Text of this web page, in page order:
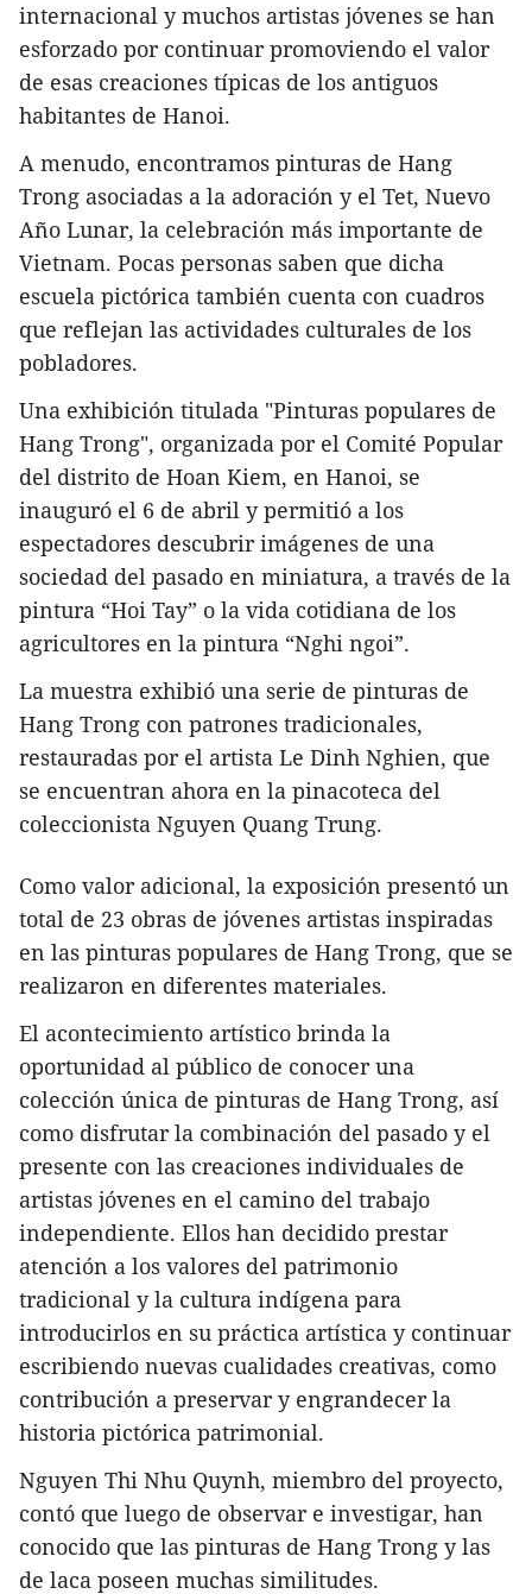
internacional y muchos artistas jóvenes se han
esforzado por continuar promoviendo el valor
de esas creaciones típicas de los antiguos
habitantes de Hanoi.
A menudo, encontramos pinturas de Hang
Trong asociadas a la adoración y el Tet, Nuevo
Año Lunar, la celebración más importante de
Vietnam. Pocas personas saben que dicha
escuela pictórica también cuenta con cuadros
que reflejan las actividades culturales de los
pobladores.
Una exhibición titulada "Pinturas populares de
Hang Trong", organizada por el Comité Popular
del distrito de Hoan Kiem, en Hanoi, se
inauguró el 6 de abril y permitió a los
espectadores descubrir imágenes de una
sociedad del pasado en miniatura, a través de la
pintura “Hoi Tay” o la vida cotidiana de los
agricultores en la pintura “Nghi ngoi”.
La muestra exhibió una serie de pinturas de
Hang Trong con patrones tradicionales,
restauradas por el artista Le Dinh Nghien, que
se encuentran ahora en la pinacoteca del
coleccionista Nguyen Quang Trung.
Como valor adicional, la exposición presentó un
total de 23 obras de jóvenes artistas inspiradas
en las pinturas populares de Hang Trong, que se
realizaron en diferentes materiales.
El acontecimiento artístico brinda la
oportunidad al público de conocer una
colección única de pinturas de Hang Trong, así
como disfrutar la combinación del pasado y el
presente con las creaciones individuales de
artistas jóvenes en el camino del trabajo
independiente. Ellos han decidido prestar
atención a los valores del patrimonio
tradicional y la cultura indígena para
introducirlos en su práctica artística y continuar
escribiendo nuevas cualidades creativas, como
contribución a preservar y engrandecer la
historia pictórica patrimonial.
Nguyen Thi Nhu Quynh, miembro del proyecto,
contó que luego de observar e investigar, han
conocido que las pinturas de Hang Trong y las
de laca poseen muchas similitudes.